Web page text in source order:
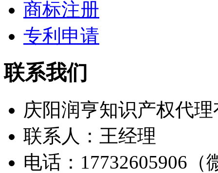
商标注册
专利申请
联系我们
庆阳润亨知识产权代
联系人：王经理
电话：17732605906（